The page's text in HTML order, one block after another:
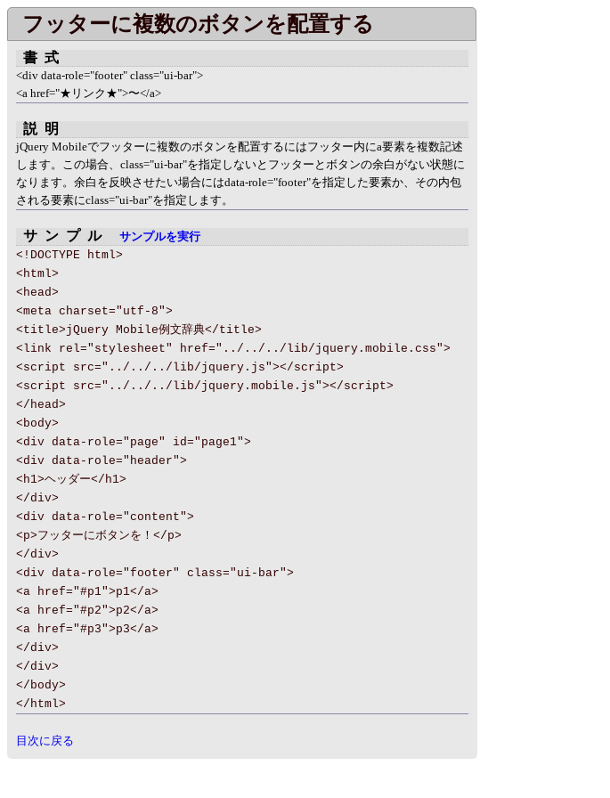
フッターに複数のボタンを配置する
書式
<div data-role="footer" class="ui-bar">
<a href="★リンク★">〜</a>
説明
jQuery Mobileでフッターに複数のボタンを配置するにはフッター内にa要素を複数記述
します。この場合、class="ui-bar"を指定しないとフッターとボタンの余白がない状態に
なります。余白を反映させたい場合にはdata-role="footer"を指定した要素か、その内包
される要素にclass="ui-bar"を指定します。
サンプル サンプルを実行
<!DOCTYPE html>
<html>
<head>
<meta charset="utf-8">
<title>jQuery Mobile例文辞典</title>
<link rel="stylesheet" href="../../../lib/jquery.mobile.css">
<script src="../../../lib/jquery.js"></script>
<script src="../../../lib/jquery.mobile.js"></script>
</head>
<body>
<div data-role="page" id="page1">
<div data-role="header">
<h1>ヘッダー</h1>
</div>
<div data-role="content">
<p>フッターにボタンを！</p>
</div>
<div data-role="footer" class="ui-bar">
<a href="#p1">p1</a>
<a href="#p2">p2</a>
<a href="#p3">p3</a>
</div>
</div>
</body>
</html>
目次に戻る